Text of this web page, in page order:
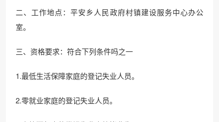
二、工作地点：平安乡人民政府村镇建设服务中心办公
室。
三、资格要求：符合下列条件吗之一
1.最低生活保障家庭的登记失业人员。
2.零就业家庭的登记失业人员。